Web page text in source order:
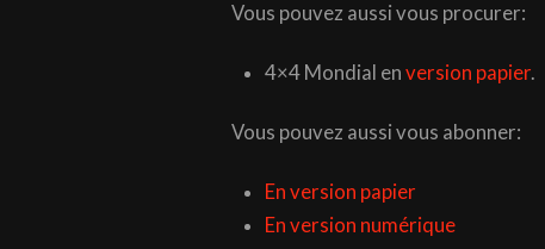
Vous pouvez aussi vous procurer:
4×4 Mondial en version papier.
Vous pouvez aussi vous abonner:
En version papier
En version numérique